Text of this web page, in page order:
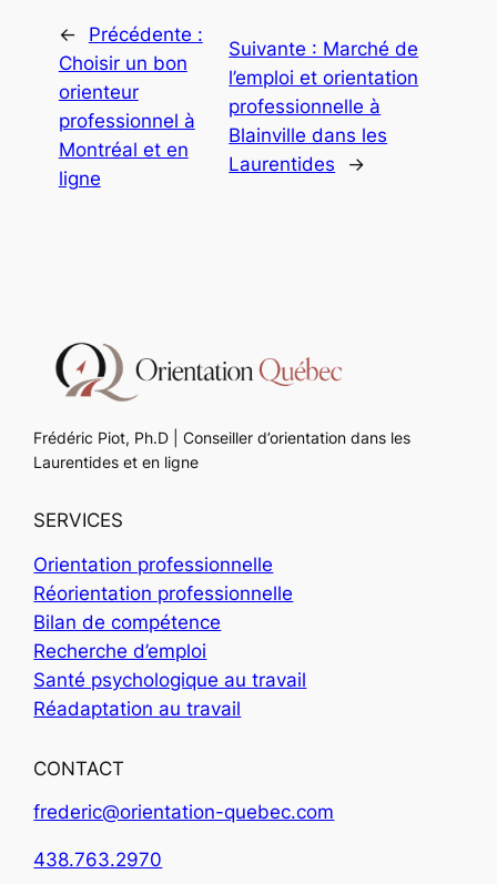
←
Précédente :
Choisir un bon
orienteur
professionnel à
Montréal et en
ligne
Suivante : Marché de
l’emploi et orientation
professionnelle à
Blainville dans les
Laurentides
→
Frédéric Piot, Ph.D | Conseiller d’orientation dans les
Laurentides et en ligne
SERVICES
Orientation professionnelle
Réorientation professionnelle
Bilan de compétence
Recherche d’emploi
Santé psychologique au travail
Réadaptation au travail
CONTACT
frederic@orientation-quebec.com
438.763.2970